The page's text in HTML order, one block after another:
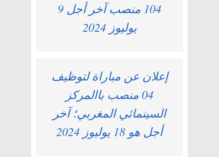
104 منصب آخر أجل 9
يوليوز 2024
إعلان عن مباراة لتوظيف
04 منصب باالمركز
السينمائي المغربي؛ آخر
أجل هو 18 يوليوز 2024